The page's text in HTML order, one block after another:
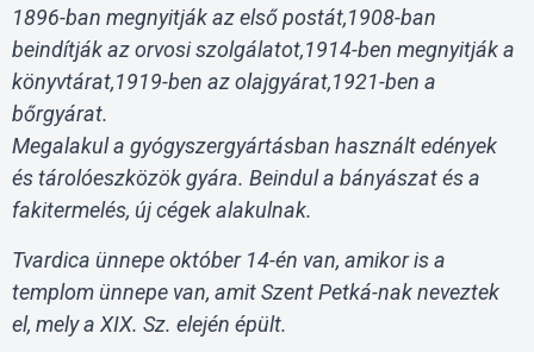
1896-ban megnyitják az első postát,1908-ban
beindítják az orvosi szolgálatot,1914-ben megnyitják a
könyvtárat,1919-ben az olajgyárat,1921-ben a
bőrgyárat.
Megalakul a gyógyszergyártásban használt edények
és tárolóeszközök gyára. Beindul a bányászat és a
fakitermelés, új cégek alakulnak.
Tvardica ünnepe október 14-én van, amikor is a
templom ünnepe van, amit Szent Petká-nak neveztek
el, mely a XIX. Sz. elején épült.